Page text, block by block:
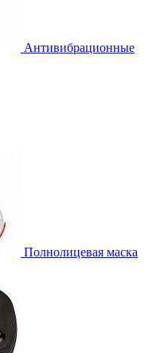
Антивибрационные
Полнолицевая маска